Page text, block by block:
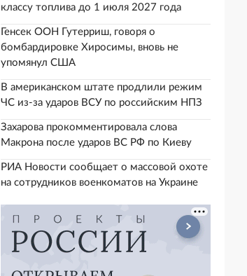
классу топлива до 1 июля 2027 года
Генсек ООН Гутерриш, говоря о
бомбардировке Хиросимы, вновь не
упомянул США
В американском штате продлили режим
ЧС из-за ударов ВСУ по российским НПЗ
Захарова прокомментировала слова
Макрона после ударов ВС РФ по Киеву
РИА Новости сообщает о массовой охоте
на сотрудников военкоматов на Украине